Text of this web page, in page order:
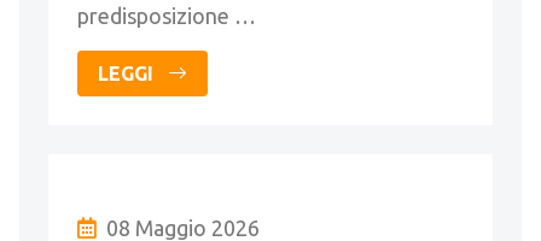
predisposizione …
LEGGI
08 Maggio 2026